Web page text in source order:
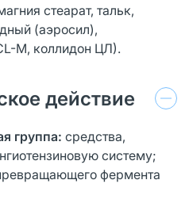
стеарат, тальк,
(аэросил),
M, коллидон ЦЛ).
действие
группа: средства,
систему;
фермента